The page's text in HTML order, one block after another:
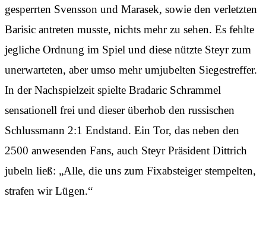
gesperrten Svensson und Marasek, sowie den verletzten
Barisic antreten musste, nichts mehr zu sehen. Es fehlte
jegliche Ordnung im Spiel und diese nützte Steyr zum
unerwarteten, aber umso mehr umjubelten Siegestreffer.
In der Nachspielzeit spielte Bradaric Schrammel
sensationell frei und dieser überhob den russischen
Schlussmann 2:1 Endstand. Ein Tor, das neben den
2500 anwesenden Fans, auch Steyr Präsident Dittrich
jubeln ließ: „Alle, die uns zum Fixabsteiger stempelten,
strafen wir Lügen.“